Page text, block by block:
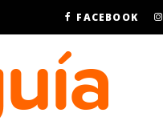
FACEBOOK